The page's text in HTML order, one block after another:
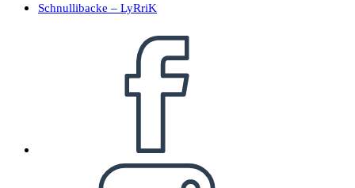
Schnullibacke – LyRriK